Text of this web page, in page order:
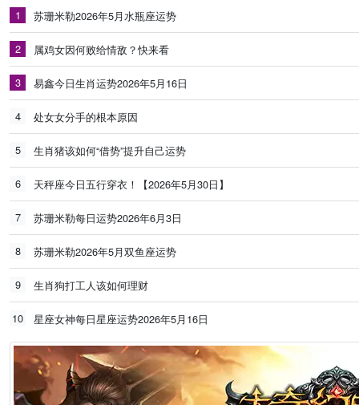
1 苏珊米勒2026年5月水瓶座运势
2 属鸡女因何败给情敌？快来看
3 易鑫今日生肖运势2026年5月16日
4 处女女分手的根本原因
5 生肖猪该如何“借势”提升自己运势
6 天秤座今日五行穿衣！【2026年5月30日】
7 苏珊米勒每日运势2026年6月3日
8 苏珊米勒2026年5月双鱼座运势
9 生肖狗打工人该如何理财
10 星座女神每日星座运势2026年5月16日